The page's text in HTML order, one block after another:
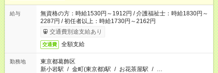
給与
無資格の方：時給1530円～1912円 / 介護福祉士：時給1830円～
2287円 / 初任者以上：時給1730円～2162円
交通費別途支給あり
交通費 全額支給
勤務地
東京都葛飾区
新小岩駅 / 金町(東京都)駅 / お花茶屋駅 / …